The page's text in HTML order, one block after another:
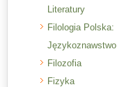
Literatury
Filologia Polska:
Językoznawstwo
Filozofia
Fizyka